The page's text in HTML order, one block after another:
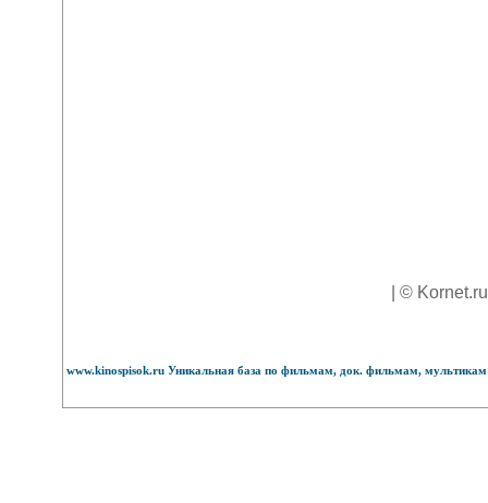
| ©
www.kinospisok.ru Уникальная база по фильмам, док. фильмам,